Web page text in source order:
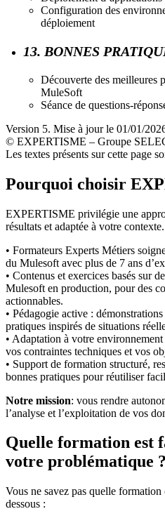
Configuration des
déploiement
13. BONNES
Découverte des meilleures
MuleSoft
Séance de questions-
Version 5. Mise à jour le 01/01/
© EXPERTISME – Groupe
Les textes présents sur cette page
Pourquoi choisir
EXPERTISME privilégie une
résultats et adaptée à votre contexte.
• Formateurs Experts Métiers
du Mulesoft avec plus de 7 ans
• Contenus et exercices basés sur
Mulesoft en production, pour des
actionnables.
• Pédagogie active :
pratiques inspirés de situations
• Adaptation à votre environnement
vos contraintes techniques et vos
• Support de formation structuré,
bonnes pratiques pour réutiliser
Notre mission: vous rendre
l’analyse et l’exploitation de vos
Quelle formation est
votre problématique ?
Vous ne savez pas quelle
dessous :